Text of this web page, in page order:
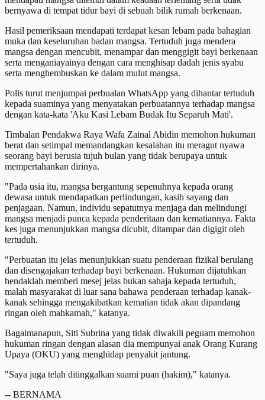
bernyawa di tempat tidur bayi di sebuah bilik rumah berkenaan.
Hasil pemeriksaan mendapati terdapat kesan lebam pada bahagian
muka dan keseluruhan badan mangsa. Tertuduh juga mendera
mangsa dengan mencubit, menampar dan menggigit bayi berkenaan
serta menganiayainya dengan cara menghisap dadah jenis syabu
serta menghembuskan ke dalam mulut mangsa.
Polis turut menjumpai perbualan WhatsApp yang dihantar tertuduh
kepada suaminya yang menyatakan perbuatannya terhadap mangsa
dengan kata-kata 'Aku Kasi Lebam Budak Itu Separuh Mati'.
Timbalan Pendakwa Raya Wafa Zainal Abidin memohon hukuman
berat dan setimpal memandangkan kesalahan itu meragut nyawa
seorang bayi berusia tujuh bulan yang tidak berupaya untuk
mempertahankan dirinya.
"Pada usia itu, mangsa bergantung sepenuhnya kepada orang
dewasa untuk mendapatkan perlindungan, kasih sayang dan
penjagaan. Namun, individu sepatutnya menjaga dan melindungi
mangsa menjadi punca kepada penderitaan dan kematiannya. Fakta
kes juga menunjukkan mangsa dicubit, ditampar dan digigit oleh
tertuduh.
"Perbuatan itu jelas menunjukkan suatu penderaan fizikal berulang
dan disengajakan terhadap bayi berkenaan. Hukuman dijatuhkan
hendaklah memberi mesej jelas bukan sahaja kepada tertuduh,
malah masyarakat di luar sana bahawa penderaan terhadap kanak-
kanak sehingga mengakibatkan kematian tidak akan dipandang
ringan oleh mahkamah," katanya.
Bagaimanapun, Siti Subrina yang tidak diwakili peguam memohon
hukuman ringan dengan alasan dia mempunyai anak Orang Kurang
Upaya (OKU) yang menghidap penyakit jantung.
"Saya juga telah ditinggalkan suami puan (hakim)," katanya.
-- BERNAMA